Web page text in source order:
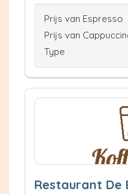
Prijs van Espresso
Prijs van
Type
Restaurant De